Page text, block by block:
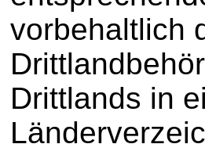
vorbehaltlich
Drittlands in